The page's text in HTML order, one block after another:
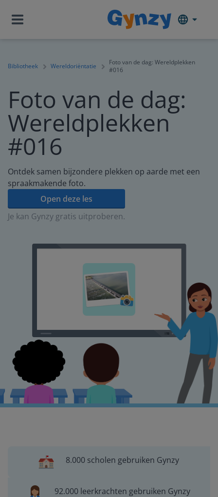
Bibliotheek Wereldoriëntatie
Foto van de dag: Wereldplekken
#016
Foto van de dag:
Wereldplekken
#016
Ontdek samen bijzondere plekken op aarde met een
spraakmakende foto.
Open deze les
Je kan Gynzy gratis uitproberen.
8.000 scholen gebruiken Gynzy
92.000 leerkrachten gebruiken Gynzy